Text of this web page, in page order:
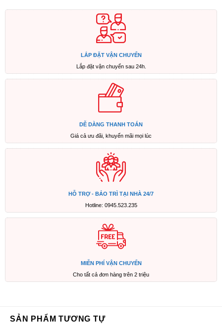
LẮP ĐẶT VẬN CHUYỂN
Lắp đặt vận chuyển sau 24h.
DỄ DÀNG THANH TOÁN
Giá cả ưu đãi, khuyến mãi mọi lúc
HỖ TRỢ - BẢO TRÌ TẠI NHÀ 24/7
Hotline: 0945.523.235
MIỄN PHÍ VẬN CHUYỂN
Cho tất cả đơn hàng trên 2 triệu
SẢN PHẨM TƯƠNG TỰ